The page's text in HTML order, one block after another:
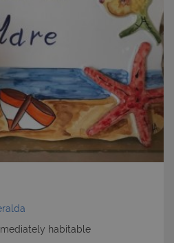
habitable